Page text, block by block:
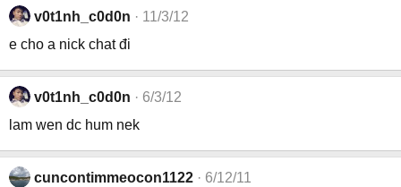
v0t1nh_c0d0n
11/3/12
e cho a nick chat đi
v0t1nh_c0d0n
6/3/12
lam wen dc hum nek
cuncontimmeocon1122
6/12/11